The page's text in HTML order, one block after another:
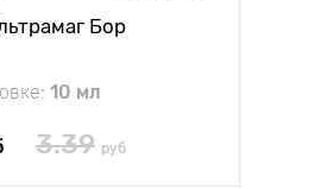
Бор
10 мл
3.39 руб